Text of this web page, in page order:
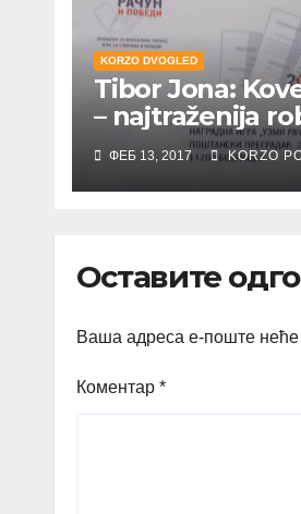
KORZO DVOGLED
Tibor Jona:
– najtraženija
Srbiji
ФЕБ 13, 2017 KORZO
Оставите
Ваша адреса е-поште
Коментар *